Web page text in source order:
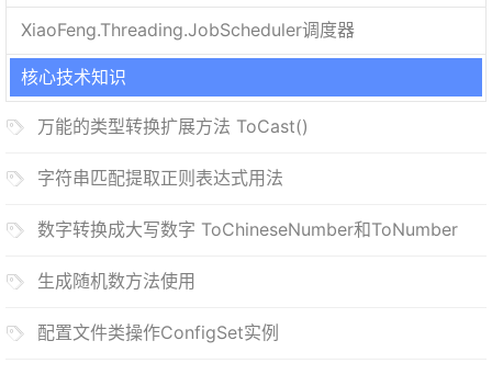
XiaoFeng.Threading.JobScheduler调度器
核心技术知识
万能的类型转换扩展方法 ToCast()
字符串匹配提取正则表达式用法
数字转换成大写数字 ToChineseNumber和ToNumber
生成随机数方法使用
配置文件类操作ConfigSet实例